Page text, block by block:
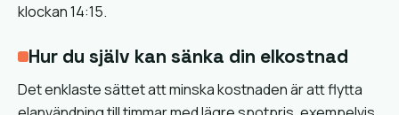
klockan 14:15.
Hur du själv kan sänka din elkostnad
Det enklaste sättet att minska kostnaden är att flytta